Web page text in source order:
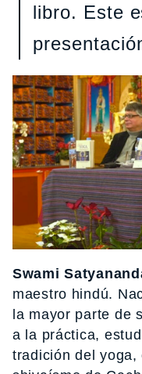
libro. Este
Swami
maestro hindú.
la mayor parte de
a la práctica,
tradición del yoga,